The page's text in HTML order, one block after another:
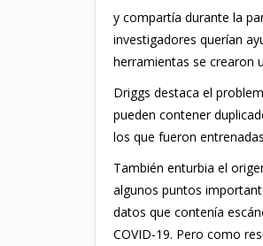
y compartía durante la
investigadores querían
herramientas se crearon
Driggs destaca el
pueden contener
los que fueron
También enturbia el
algunos puntos
datos que contenía
COVID-19. Pero como